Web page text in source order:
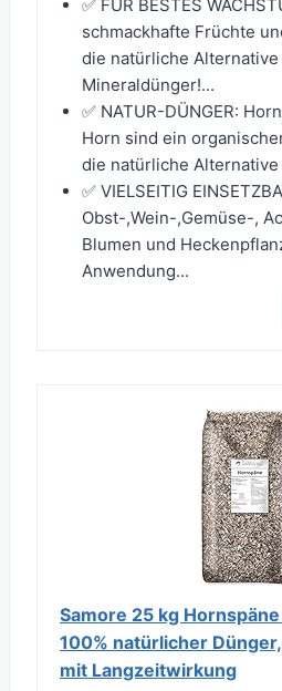
✅ FÜR BESTES
schmackhafte Früchte
die natürliche Alternative
Mineraldünger!...
✅ NATUR-DÜNGER:
Horn sind ein
die natürliche
✅ VIELSEITIG
Obst-,Wein-,Gemüse-,
Blumen und
Anwendung...
Samore 25 kg
100% natürlicher
mit Langzeitwirkung